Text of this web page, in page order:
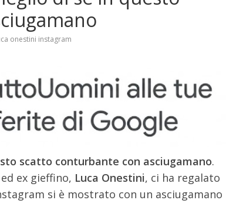
onestini instagram
scatto conturbante con asciugamano.
ed ex gieffino, Luca Onestini, ci ha regalato
si è mostrato con un asciugamano